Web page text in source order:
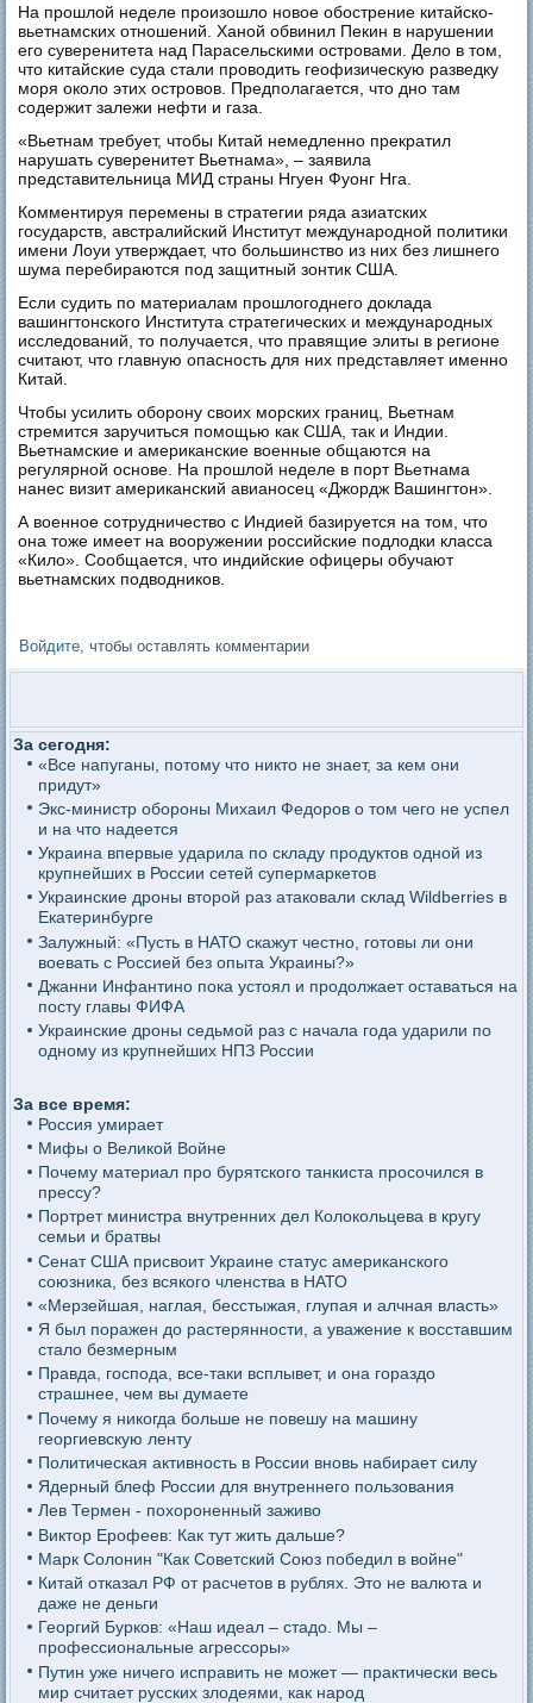
На прошлой неделе произошло новое обострение китайско-
вьетнамских отношений. Ханой обвинил Пекин в нарушении
его суверенитета над Парасельскими островами. Дело в том,
что китайские суда стали проводить геофизическую разведку
моря около этих островов. Предполагается, что дно там
содержит залежи нефти и газа.
«Вьетнам требует, чтобы Китай немедленно прекратил
нарушать суверенитет Вьетнама», – заявила
представительница МИД страны Нгуен Фуонг Нга.
Комментируя перемены в стратегии ряда азиатских
государств, австралийский Институт международной политики
имени Лоуи утверждает, что большинство из них без лишнего
шума перебираются под защитный зонтик США.
Если судить по материалам прошлогоднего доклада
вашингтонского Института стратегических и международных
исследований, то получается, что правящие элиты в регионе
считают, что главную опасность для них представляет именно
Китай.
Чтобы усилить оборону своих морских границ, Вьетнам
стремится заручиться помощью как США, так и Индии.
Вьетнамские и американские военные общаются на
регулярной основе. На прошлой неделе в порт Вьетнама
нанес визит американский авианосец «Джордж Вашингтон».
А военное сотрудничество с Индией базируется на том, что
она тоже имеет на вооружении российские подлодки класса
«Кило». Сообщается, что индийские офицеры обучают
вьетнамских подводников.
Войдите , чтобы оставлять комментарии
За сегодня:
«Все напуганы, потому что никто не знает, за кем они
придут»
Экс-министр обороны Михаил Федоров о том чего не успел
и на что надеется
Украина впервые ударила по складу продуктов одной из
крупнейших в России сетей супермаркетов
Украинские дроны второй раз атаковали склад Wildberries в
Екатеринбурге
Залужный: «Пусть в НАТО скажут честно, готовы ли они
воевать с Россией без опыта Украины?»
Джанни Инфантино пока устоял и продолжает оставаться на
посту главы ФИФА
Украинские дроны седьмой раз с начала года ударили по
одному из крупнейших НПЗ России
За все время:
Россия умирает
Мифы о Великой Войне
Почему материал про бурятского танкиста просочился в
прессу?
Портрет министра внутренних дел Колокольцева в кругу
семьи и братвы
Сенат США присвоит Украине статус американского
союзника, без всякого членства в НАТО
«Мерзейшая, наглая, бесстыжая, глупая и алчная власть»
Я был поражен до растерянности, а уважение к восставшим
стало безмерным
Правда, господа, все-таки всплывет, и она гораздо
страшнее, чем вы думаете
Почему я никогда больше не повешу на машину
георгиевскую ленту
Политическая активность в России вновь набирает силу
Ядерный блеф России для внутреннего пользования
Лев Термен - похороненный заживо
Виктор Ерофеев: Как тут жить дальше?
Марк Солонин "Как Советский Союз победил в войне"
Китай отказал РФ от расчетов в рублях. Это не валюта и
даже не деньги
Георгий Бурков: «Наш идеал – стадо. Мы –
профессиональные агрессоры»
Путин уже ничего исправить не может — практически весь
мир считает русских злодеями, как народ